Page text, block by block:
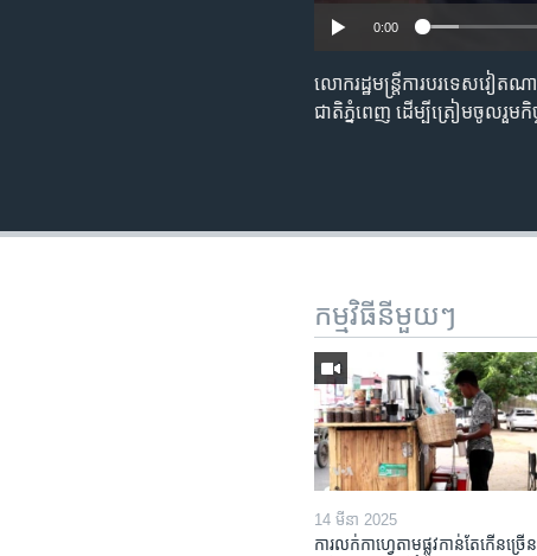
0:00
លោក​រដ្ឋ​មន្ត្រី​ការ​បរទេស​វៀត
ជាតិ​ភ្នំពេញ​ ដើម្បីត្រៀម​ចូល​រួម​កិច្
កម្មវិធី​នីមួយៗ
14 មីនា 2025
ការលក់​កាហ្វេ​តាម​ផ្លូវ​កាន់តែ​កើន​ច្រើន​